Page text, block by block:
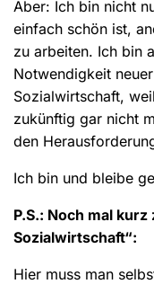
Aber: Ich bin nicht
einfach schön ist,
zu arbeiten. Ich bin
Notwendigkeit
Sozialwirtschaft,
zukünftig gar nicht
den
Ich bin und bleibe
P.S.: Noch mal
Sozialwirtschaft“:
Hier muss man